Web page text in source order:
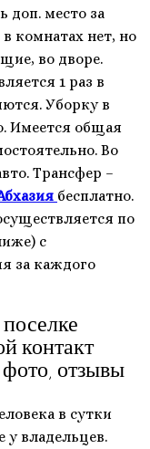
доп. место за
комнатах нет, но
во дворе.
1 раз в
Уборку в
Имеется общая
Во
Трансфер –
бесплатно.
по
с
за каждого
контакт
отзывы
в сутки
у владельцев.